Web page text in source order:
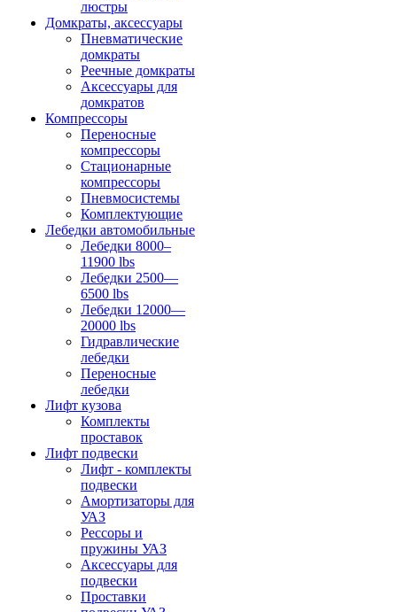
люстры
Домкраты, аксессуары
Пневматические
домкраты
Реечные домкраты
Аксессуары для
домкратов
Компрессоры
Переносные
компрессоры
Стационарные
компрессоры
Пневмосистемы
Комплектующие
Лебедки автомобильные
Лебедки 8000–
11900 lbs
Лебедки 2500—
6500 lbs
Лебедки 12000—
20000 lbs
Гидравлические
лебедки
Переносные
лебедки
Лифт кузова
Комплекты
проставок
Лифт подвески
Лифт - комплекты
подвески
Амортизаторы для
УАЗ
Рессоры и
пружины УАЗ
Аксессуары для
подвески
Проставки